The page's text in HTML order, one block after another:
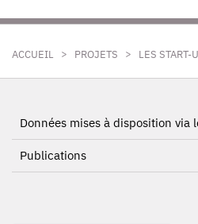
ACCUEIL > PROJETS > LES START-
Données mises à disposition via
Publications